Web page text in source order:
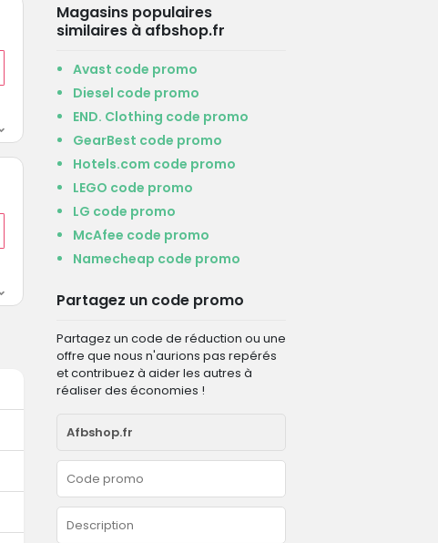
Magasins populaires
similaires à afbshop.fr
Avast code promo
Diesel code promo
END. Clothing code promo
GearBest code promo
Hotels.com code promo
LEGO code promo
LG code promo
McAfee code promo
Namecheap code promo
Partagez un code promo
Partagez un code de réduction ou une
offre que nous n'aurions pas repérés
et contribuez à aider les autres à
réaliser des économies !